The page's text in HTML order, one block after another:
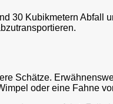
30 Kubikmetern Abfall
Schätze.
oder eine Fahne